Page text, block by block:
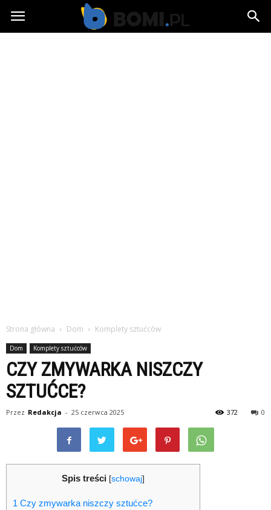
Bomi.pl
Strona główna Dom Komplety sztućców
Dom Komplety sztućców
CZY ZMYWARKA NISZCZY
SZTUĆCE?
Przez Redakcja - 25 czerwca 2025 0
372
Spis treści [schowaj]
1 Czy zmywarka niszczy sztućce?